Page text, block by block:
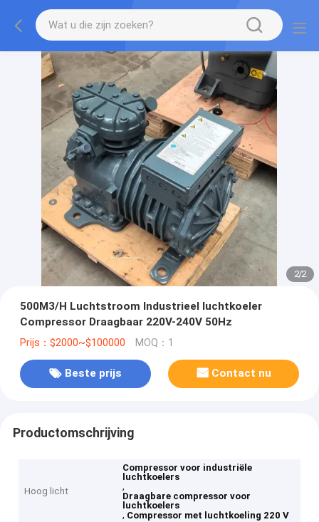
2/2
500M3/H Luchtstroom Industrieel luchtkoeler
Compressor Draagbaar 220V-240V 50Hz
Prijs：$2000~$100000 MOQ：1
Beste prijs Contact nu
Productomschrijving
Hoog licht
Compressor voor industriële
luchtkoelers
,
Draagbare compressor voor
luchtkoelers
, Compressor met luchtkoeling 220 V